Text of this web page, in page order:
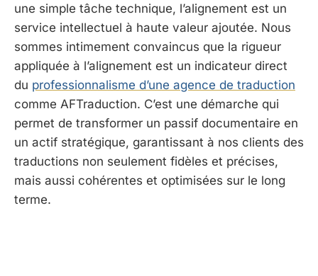
une simple tâche technique, l’alignement est un
service intellectuel à haute valeur ajoutée. Nous
sommes intimement convaincus que la rigueur
appliquée à l’alignement est un indicateur direct
du professionnalisme d’une agence de traduction
comme AFTraduction. C’est une démarche qui
permet de transformer un passif documentaire en
un actif stratégique, garantissant à nos clients des
traductions non seulement fidèles et précises,
mais aussi cohérentes et optimisées sur le long
terme.